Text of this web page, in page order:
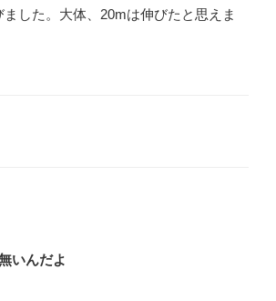
した。大体、20mは伸びたと思えま
いんだよ